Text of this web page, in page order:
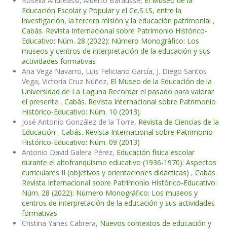
Educación Escolar y Popular y el Ce.S.I.S, entre la
investigación, la tercera misión y la educación patrimonial ,
Cabás. Revista Internacional sobre Patrimonio Histórico-
Educativo: Núm. 28 (2022): Número Monográfico: Los
museos y centros de interpretación de la educación y sus
actividades formativas
Ana Vega Navarro, Luis Feliciano García, J. Diego Santos
Vega, Victoria Cruz Núñez, El Museo de la Educación de la
Universidad de La Laguna Recordar el pasado para valorar
el presente , Cabás. Revista Internacional sobre Patrimonio
Histórico-Educativo: Núm. 10 (2013)
José Antonio González de la Torre, Revista de Ciencias de la
Educación , Cabás. Revista Internacional sobre Patrimonio
Histórico-Educativo: Núm. 09 (2013)
Antonio David Galera Pérez, Educación física escolar
durante el altofranquismo educativo (1936-1970): Aspectos
curriculares II (objetivos y orientaciones didácticas) , Cabás.
Revista Internacional sobre Patrimonio Histórico-Educativo:
Núm. 28 (2022): Número Monográfico: Los museos y
centros de interpretación de la educación y sus actividades
formativas
Cristina Yanes Cabrera, Nuevos contextos de educación y